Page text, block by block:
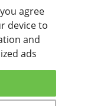
agree
device to
and
ads